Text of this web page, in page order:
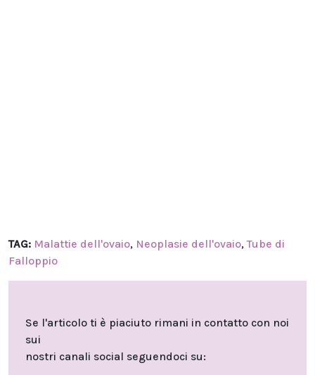
TAG: Malattie dell'ovaio, Neoplasie dell'ovaio,Tube di
Falloppio
Se l'articolo ti è piaciuto rimani in contatto con noi
sui
nostri canali social seguendoci su: